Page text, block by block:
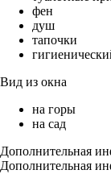
фен
душ
тапочки
Вид из окна
на горы
на сад
Дополнительная
Дополнительная